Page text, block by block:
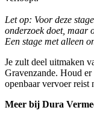
Let op: Voor deze
onderzoek doet, maar
Een stage met alleen
Je zult deel uitmaken
Gravenzande. Houd
openbaar vervoer reist
Meer bij Dura